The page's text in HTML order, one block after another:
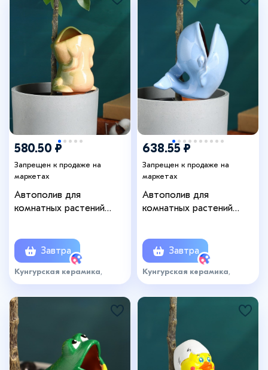
580.50 ₽
Запрещен к продаже на
маркетах
Автополив для
комнатных растений
Завтра
Кунгурская керамика
артикул: 6569889
638.55 ₽
Запрещен к продаже на
маркетах
Автополив для
комнатных растений
Завтра
Кунгурская керамика
артикул: 6569887